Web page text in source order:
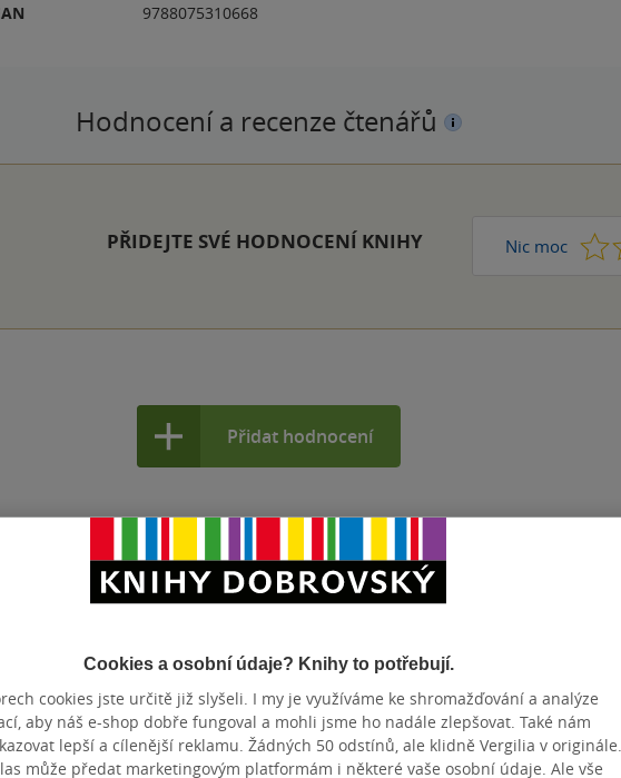
9788075310668
Hodnocení a recenze čtenářů
PŘIDEJTE SVÉ HODNOCENÍ KNIHY Nic moc 1 2
Přidat hodnocení
Cookies a osobní údaje? Knihy to potřebují.
cookies jste určitě již slyšeli. I my je využíváme ke shromažďování a analýze
aby náš e-shop dobře fungoval a mohli jsme ho nadále zlepšovat. Také nám
lepší a cílenější reklamu. Žádných 50 odstínů, ale klidně Vergilia v originále.
může předat marketingovým platformám i některé vaše osobní údaje. Ale vše